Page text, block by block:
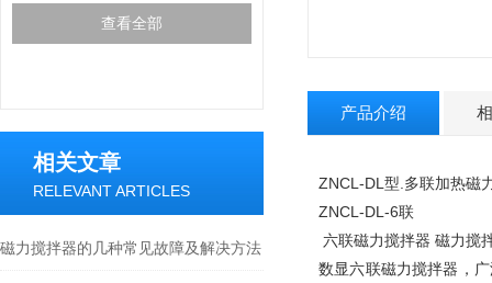
查看全部
相关文章
RELEVANT ARTICLES
磁力搅拌器的几种常见故障及解决方法
产品介绍
ZNCL-DL型.多联加热磁
ZNCL-DL-6联
六联磁力搅拌器 磁力搅
数显六联磁力搅拌器，